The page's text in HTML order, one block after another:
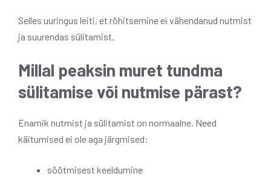
Selles uuringus leiti, et röhitsemine ei vähendanud nutmist
ja suurendas sülitamist.
Millal peaksin muret tundma
sülitamise või nutmise pärast?
Enamik nutmist ja sülitamist on normaalne. Need
käitumised ei ole aga järgmised:
söötmisest keeldumine